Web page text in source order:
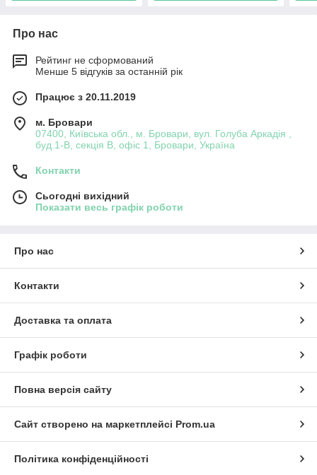
Про нас
Рейтинг не сформований
Менше 5 відгуків за останній рік
Працює з 20.11.2019
м. Бровари
07400, Київська обл., м. Бровари, вул. Голуба Аркадія ,
буд.1-В, секція В, офіс 1, Бровари, Україна
Контакти
Сьогодні вихідний
Показати весь графік роботи
Про нас
Контакти
Доставка та оплата
Графік роботи
Повна версія сайту
Сайт створено на маркетплейсі Prom.ua
Політика конфіденційності